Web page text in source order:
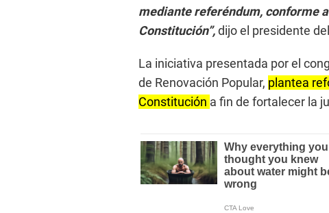
mediante referéndum, conforme
Constitución”,dijo el presidente
La iniciativa presentada por el
de Renovación Popular, plantea
Constitución a fin de fortalecer la